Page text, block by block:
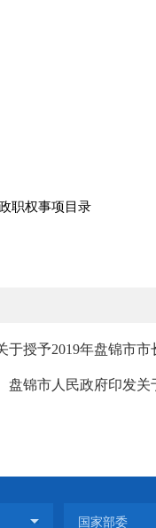
职权事项目录
于授予2019年盘锦市
盘锦市人民政府印发